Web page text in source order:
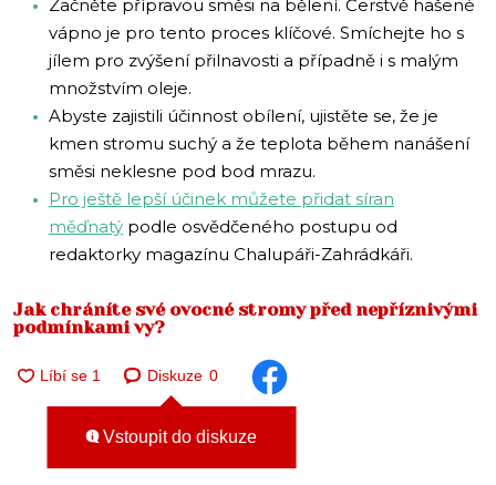
Začněte přípravou směsi na bělení. Čerstvě hašené
vápno je pro tento proces klíčové. Smíchejte ho s
jílem pro zvýšení přilnavosti a případně i s malým
množstvím oleje.
Abyste zajistili účinnost obílení, ujistěte se, že je
kmen stromu suchý a že teplota během nanášení
směsi neklesne pod bod mrazu.
Pro ještě lepší účinek můžete přidat síran
měďnatý podle osvědčeného postupu od
redaktorky magazínu Chalupáři-Zahrádkáři.
Jak chráníte své ovocné stromy před nepříznivými
podmínkami vy?
Diskuze 0
Vstoupit do diskuze